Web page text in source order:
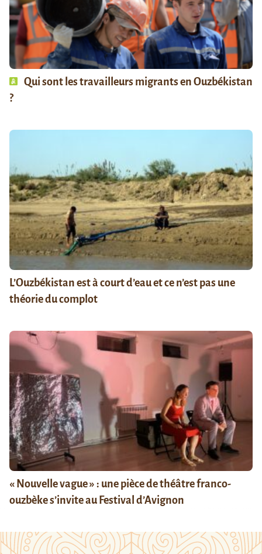
Qui sont les travailleurs migrants en Ouzbékistan
?
L’Ouzbékistan est à court d’eau et ce n’est pas une
théorie du complot
« Nouvelle vague » : une pièce de théâtre franco-
ouzbèke s’invite au Festival d’Avignon